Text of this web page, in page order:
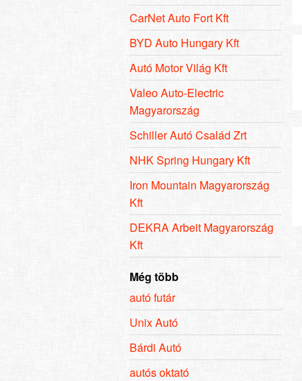
CarNet Auto Fort Kft
BYD Auto Hungary Kft
Autó Motor Világ Kft
Valeo Auto-Electric
Magyarország
Schiller Autó Család Zrt
NHK Spring Hungary Kft
Iron Mountain Magyarország
Kft
DEKRA Arbeit Magyarország
Kft
Még több
autó futár
Unix Autó
Bárdi Autó
autós oktató